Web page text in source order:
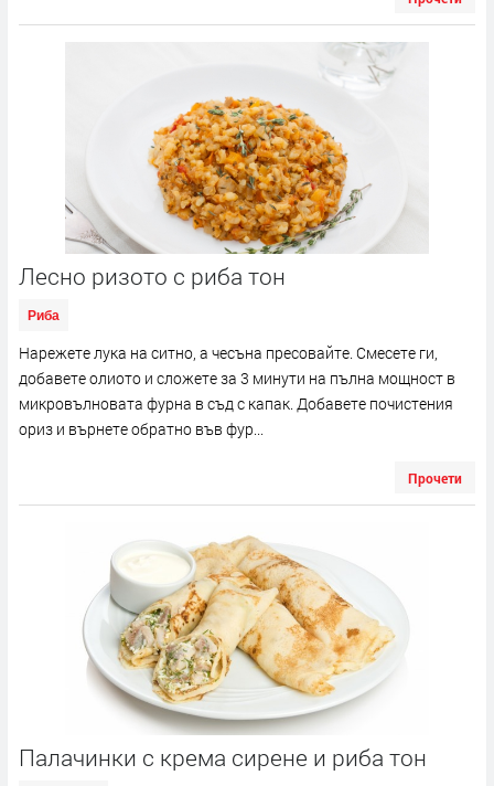
Лесно ризото с риба тон
Риба
Нарежете лука на ситно, а чесъна пресовайте. Смесете ги,
добавете олиото и сложете за 3 минути на пълна мощност в
микровълновата фурна в съд с капак. Добавете почистения
ориз и върнете обратно във фур...
Прочети
Палачинки с крема сирене и риба тон